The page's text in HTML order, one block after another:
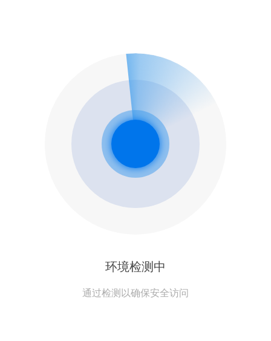
环境检测中
通过检测以确保安全访问